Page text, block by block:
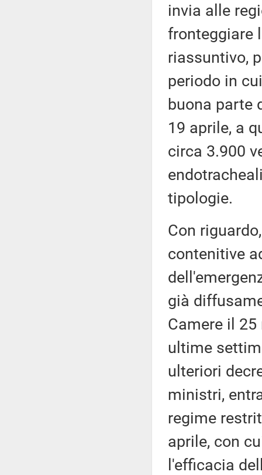
invia alle
fronteggiare
riassuntivo,
periodo in
buona parte
19 aprile, a
circa 3.900
tipologie.
Con
contenitive
già
Camere il
ultime
ulteriori
ministri,
regime
aprile, con
l'efficacia